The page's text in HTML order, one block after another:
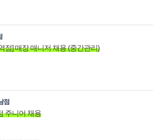
점] 매장 매니저 채용 (중간관리)
점
주니어 채용